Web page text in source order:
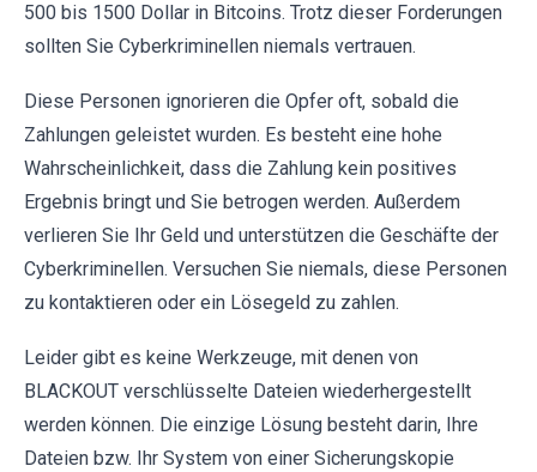
500 bis 1500 Dollar in Bitcoins. Trotz dieser Forderungen
sollten Sie Cyberkriminellen niemals vertrauen.
Diese Personen ignorieren die Opfer oft, sobald die
Zahlungen geleistet wurden. Es besteht eine hohe
Wahrscheinlichkeit, dass die Zahlung kein positives
Ergebnis bringt und Sie betrogen werden. Außerdem
verlieren Sie Ihr Geld und unterstützen die Geschäfte der
Cyberkriminellen. Versuchen Sie niemals, diese Personen
zu kontaktieren oder ein Lösegeld zu zahlen.
Leider gibt es keine Werkzeuge, mit denen von
BLACKOUT verschlüsselte Dateien wiederhergestellt
werden können. Die einzige Lösung besteht darin, Ihre
Dateien bzw. Ihr System von einer Sicherungskopie